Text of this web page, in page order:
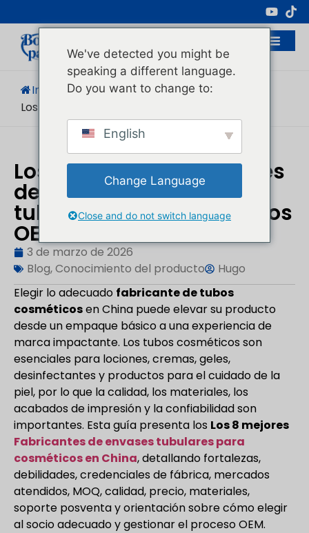
Cosméticos
Inicio Blog / Conocimiento Del Producto
Los 8 Mejores Cosméticos...
Los 8 mejores fabricantes
de envases cosméticos
tubulares de China: socios
OEM de confianza
3 de marzo de 2026
Blog,Conocimiento del producto
Hugo
Elegir lo adecuado fabricante de tubos
cosméticosen China puede elevar su producto
desde un empaque básico a una experiencia de
marca impactante. Los tubos cosméticos son
esenciales para lociones, cremas, geles,
desinfectantes y productos para el cuidado de la
piel, por lo que la calidad, los materiales, los
acabados de impresión y la confiabilidad son
importantes. Esta guía presenta los Los 8 mejores
Fabricantes de envases tubulares para
cosméticos en China, detallando fortalezas,
debilidades, credenciales de fábrica, mercados
atendidos, MOQ, calidad, precio, materiales,
soporte posventa y orientación sobre cómo elegir
al socio adecuado y gestionar el proceso OEM.
We've detected you might be
speaking a different language.
Do you want to change to:
English
Change Language
Close and do not switch language